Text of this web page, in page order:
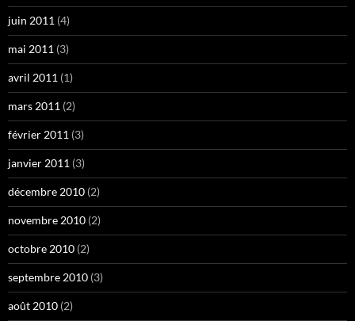
juin 2011 (4)
mai 2011 (3)
avril 2011 (1)
mars 2011 (2)
février 2011 (3)
janvier 2011 (3)
décembre 2010 (2)
novembre 2010 (2)
octobre 2010 (2)
septembre 2010 (3)
août 2010 (2)